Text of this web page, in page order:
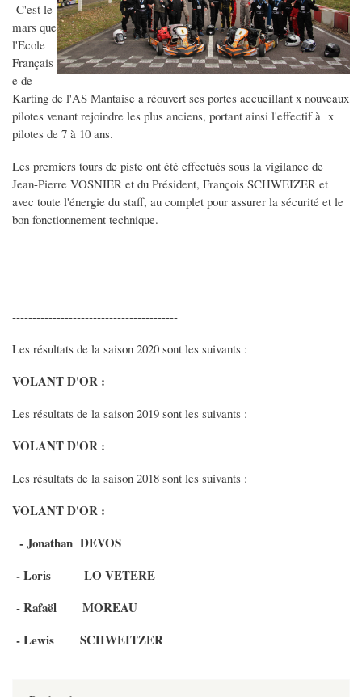
C'est le
mars que
l'Ecole
Français
e de
Karting de l'AS Mantaise a réouvert ses portes accueillant x nouveaux
pilotes venant rejoindre les plus anciens, portant ainsi l'effectif à x
pilotes de 7 à 10 ans.
Les premiers tours de piste ont été effectués sous la vigilance de
Jean-Pierre VOSNIER et du Président, François SCHWEIZER et
avec toute l'énergie du staff, au complet pour assurer la sécurité et le
bon fonctionnement technique.
-----------------------------------------
Les résultats de la saison 2020 sont les suivants :
VOLANT D'OR :
Les résultats de la saison 2019 sont les suivants :
VOLANT D'OR :
Les résultats de la saison 2018 sont les suivants :
VOLANT D'OR :
- Jonathan DEVOS
- Loris LO VETERE
- Rafaël MOREAU
- Lewis SCHWEITZER